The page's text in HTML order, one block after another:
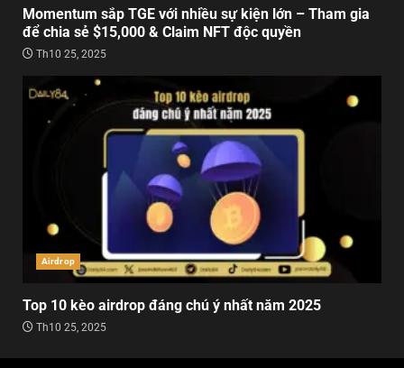
Momentum sắp TGE với nhiều sự kiện lớn – Tham gia
để chia sẻ $15,000 & Claim NFT độc quyền
Th10 25, 2025
Airdrop
Top 10 kèo airdrop đáng chú ý nhất năm 2025
Th10 25, 2025